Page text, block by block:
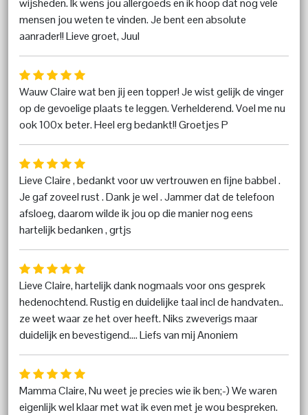
wijsheden. Ik wens jou allergoeds en ik hoop dat nog vele
mensen jou weten te vinden. Je bent een absolute
aanrader!! Lieve groet, Juul
Wauw Claire wat ben jij een topper! Je wist gelijk de vinger
op de gevoelige plaats te leggen. Verhelderend. Voel me nu
ook 100x beter. Heel erg bedankt!! Groetjes P
Lieve Claire , bedankt voor uw vertrouwen en fijne babbel .
Je gaf zoveel rust . Dank je wel . Jammer dat de telefoon
afsloeg, daarom wilde ik jou op die manier nog eens
hartelijk bedanken , grtjs
Lieve Claire, hartelijk dank nogmaals voor ons gesprek
hedenochtend. Rustig en duidelijke taal incl de handvaten..
ze weet waar ze het over heeft. Niks zweverigs maar
duidelijk en bevestigend.... Liefs van mij Anoniem
Mamma Claire, Nu weet je precies wie ik ben;-) We waren
eigenlijk wel klaar met wat ik even met je wou bespreken.